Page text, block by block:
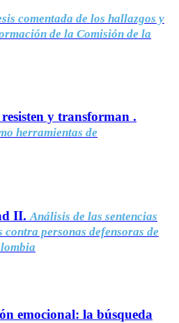
comentada de los hallazgos y
de la Comisión de la
y transforman .
herramientas de
II. Análisis de las sentencias
personas defensoras de
emocional: la búsqueda